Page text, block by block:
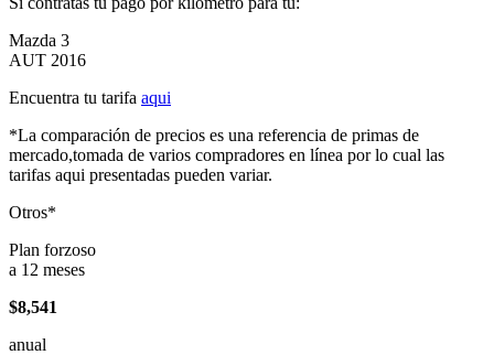
Mazda 3
AUT 2016
Encuentra tu tarifa aqui
*La comparación de precios es una referencia de primas de
mercado,tomada de varios compradores en línea por lo cual las
tarifas aqui presentadas pueden variar.
Otros*
Plan forzoso
a 12 meses
$8,541
anual